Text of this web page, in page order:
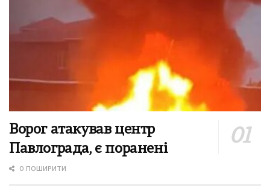
Ворог атакував центр
Павлограда, є поранені
0 ПОШИРИТИ